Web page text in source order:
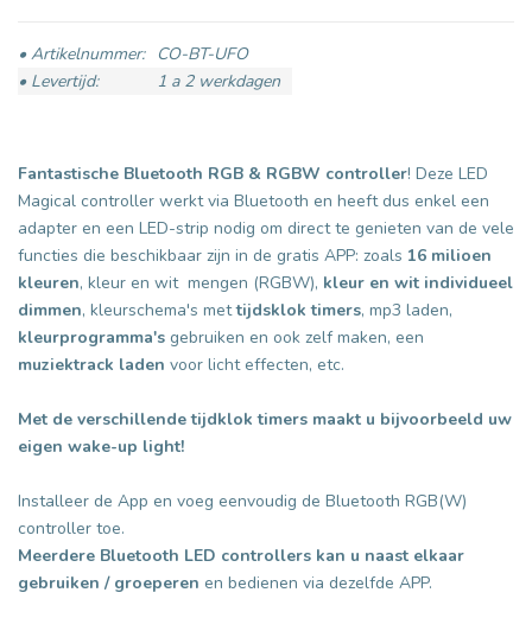
• Artikelnummer:
CO-BT-UFO
• Levertijd:
1 a 2 werkdagen
Fantastische Bluetooth RGB & RGBW controller! Deze LED
Magical controller werkt via Bluetooth en heeft dus enkel een
adapter en een LED-strip nodig om direct te genieten van de vele
functies die beschikbaar zijn in de gratis APP: zoals 16 milioen
kleuren, kleur en wit mengen (RGBW), kleur en wit individueel
dimmen, kleurschema's mettijdsklok timers, mp3 laden,
kleurprogramma's gebruiken en ook zelf maken, een
muziektrack laden voor licht effecten, etc.
Met de verschillende tijdklok timers maakt u bijvoorbeeld uw
eigen wake-up light!
Installeer de App en voeg eenvoudig de Bluetooth RGB(W)
controller toe.
Meerdere Bluetooth LED controllers kan u naast elkaar
gebruiken / groeperen en bedienen via dezelfde APP.